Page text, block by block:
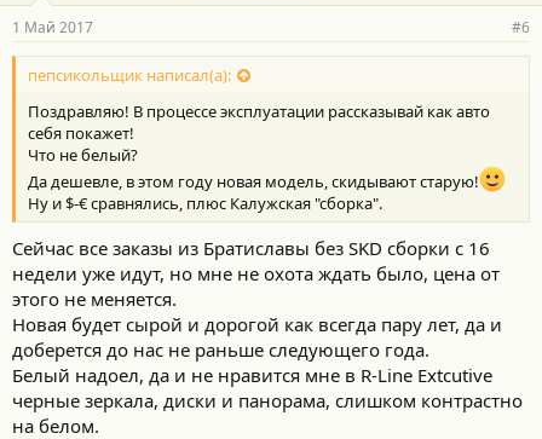
1 Май 2017 #6
пепсикольщик написал(а):
Поздравляю! В процессе эксплуатации рассказывай как авто
себя покажет!
Что не белый?
Да дешевле, в этом году новая модель, скидывают старую!
Ну и $-€ сравнялись, плюс Калужская "сборка".
Сейчас все заказы из Братиславы без SKD сборки с 16
недели уже идут, но мне не охота ждать было, цена от
этого не меняется.
Новая будет сырой и дорогой как всегда пару лет, да и
доберется до нас не раньше следующего года.
Белый надоел, да и не нравится мне в R-Line Extcutive
черные зеркала, диски и панорама, слишком контрастно
на белом.